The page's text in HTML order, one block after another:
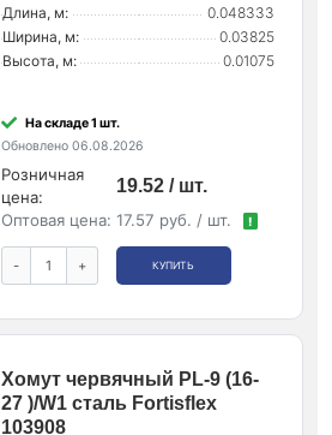
Длина, м:
0.048333
Ширина, м:
0.03825
Высота, м:
0.01075
На складе 1 шт.
Обновлено 06.08.2026
Розничная
цена:
19.52 / шт.
Оптовая цена: 17.57 руб. / шт. !
- + КУПИТЬ
Хомут червячный PL-9 (16-
27 )/W1 сталь Fortisflex
103908